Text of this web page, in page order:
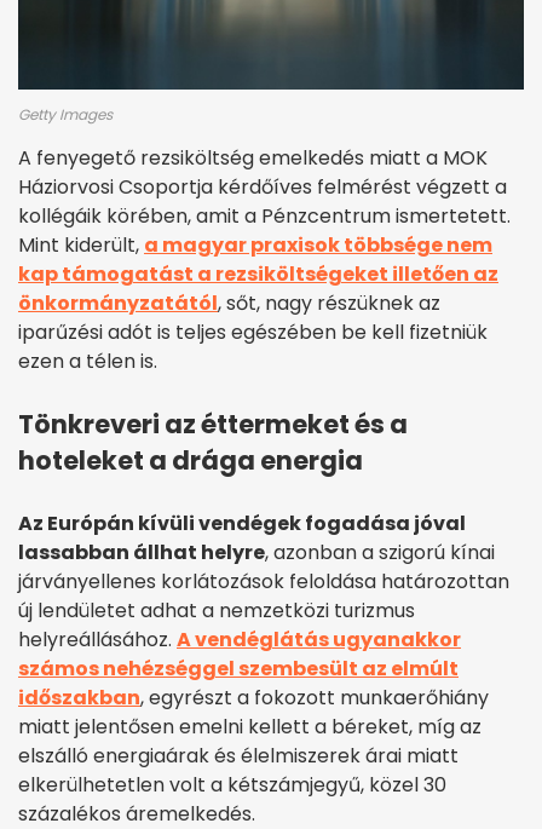
Getty Images
A fenyegető rezsiköltség emelkedés miatt a MOK
Háziorvosi Csoportja kérdőíves felmérést végzett a
kollégáik körében, amit a Pénzcentrum ismertetett.
Mint kiderült, a magyar praxisok többsége nem
kap támogatást a rezsiköltségeket illetően az
önkormányzatától, sőt, nagy részüknek az
iparűzési adót is teljes egészében be kell fizetniük
ezen a télen is.
Tönkreveri az éttermeket és a
hoteleket a drága energia
Az Európán kívüli vendégek fogadása jóval
lassabban állhat helyre, azonban a szigorú kínai
járványellenes korlátozások feloldása határozottan
új lendületet adhat a nemzetközi turizmus
helyreállásához. A vendéglátás ugyanakkor
számos nehézséggel szembesült az elmúlt
időszakban, egyrészt a fokozott munkaerőhiány
miatt jelentősen emelni kellett a béreket, míg az
elszálló energiaárak és élelmiszerek árai miatt
elkerülhetetlen volt a kétszámjegyű, közel 30
százalékos áremelkedés.